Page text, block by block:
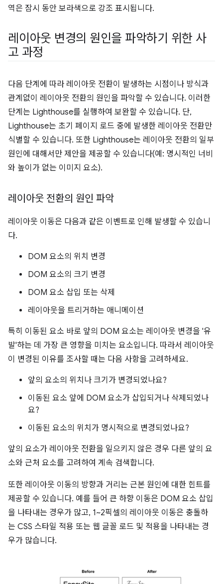
역은 잠시 동안 보라색으로 강조 표시됩니다.
레이아웃 변경의 원인을 파악하기 위한 사
고 과정
다음 단계에 따라 레이아웃 전환이 발생하는 시점이나 방식과
관계없이 레이아웃 전환의 원인을 파악할 수 있습니다. 이러한
단계는 Lighthouse를 실행하여 보완할 수 있습니다. 단,
Lighthouse는 초기 페이지 로드 중에 발생한 레이아웃 전환만
식별할 수 있습니다. 또한 Lighthouse는 레이아웃 전환의 일부
원인에 대해서만 제안을 제공할 수 있습니다(예: 명시적인 너비
와 높이가 없는 이미지 요소).
레이아웃 전환의 원인 파악
레이아웃 이동은 다음과 같은 이벤트로 인해 발생할 수 있습니
다.
DOM 요소의 위치 변경
DOM 요소의 크기 변경
DOM 요소 삽입 또는 삭제
레이아웃을 트리거하는 애니메이션
특히 이동된 요소 바로 앞의 DOM 요소는 레이아웃 변경을 '유
발'하는 데 가장 큰 영향을 미치는 요소입니다. 따라서 레이아웃
이 변경된 이유를 조사할 때는 다음 사항을 고려하세요.
앞의 요소의 위치나 크기가 변경되었나요?
이동된 요소 앞에 DOM 요소가 삽입되거나 삭제되었나
요?
이동된 요소의 위치가 명시적으로 변경되었나요?
앞의 요소가 레이아웃 전환을 일으키지 않은 경우 다른 앞의 요
소와 근처 요소를 고려하여 계속 검색합니다.
또한 레이아웃 이동의 방향과 거리는 근본 원인에 대한 힌트를
제공할 수 있습니다. 예를 들어 큰 하향 이동은 DOM 요소 삽입
을 나타내는 경우가 많고, 1~2픽셀의 레이아웃 이동은 충돌하
는 CSS 스타일 적용 또는 웹 글꼴 로드 및 적용을 나타내는 경
우가 많습니다.